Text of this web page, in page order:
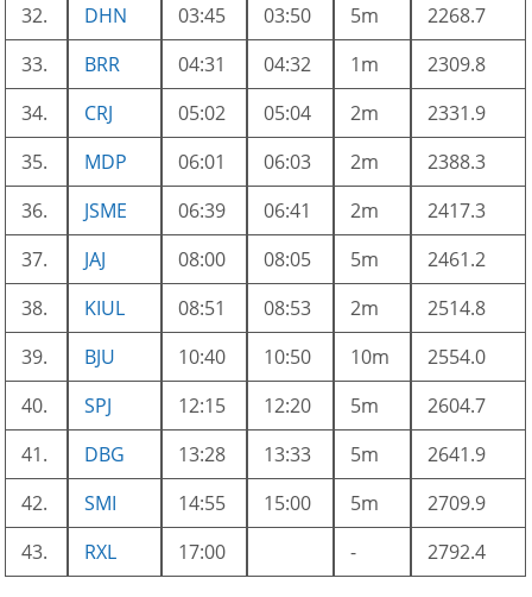
32.
DHN 03:45 03:50 5m
2268.7
33.
BRR 04:31 04:32 1m
2309.8
34.
CRJ 05:02 05:04 2m
2331.9
35.
MDP 06:01 06:03 2m
2388.3
36.
JSME 06:39 06:41 2m
2417.3
37.
JAJ 08:00 08:05 5m
2461.2
38.
KIUL 08:51 08:53 2m
2514.8
39.
BJU 10:40 10:50 10m
2554.0
40.
SPJ 12:15 12:20 5m
2604.7
41.
DBG 13:28 13:33 5m
2641.9
42.
SMI 14:55 15:00 5m
2709.9
43.
RXL 17:00 - 2792.4